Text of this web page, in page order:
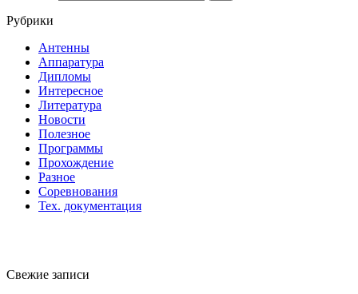
Рубрики
Антенны
Аппаратура
Дипломы
Интересное
Литература
Новости
Полезное
Программы
Прохождение
Разное
Соревнования
Тех. документация
Свежие записи